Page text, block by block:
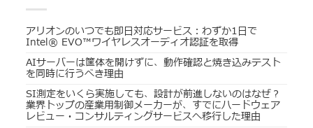
アリオンのいつでも即日対応サービス：わずか1日で
Intel® EVO™ワイヤレスオーディオ認証を取得
AIサーバーは筐体を開けずに、動作確認と焼き込みテスト
を同時に行うべき理由
SI測定をいくら実施しても、設計が前進しないのはなぜ？
業界トップの産業用制御メーカーが、すでにハードウェア
レビュー・コンサルティングサービスへ移行した理由